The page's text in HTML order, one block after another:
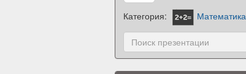
Категория: Математика